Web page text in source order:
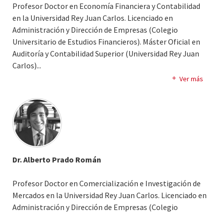
Profesor Doctor en Economía Financiera y Contabilidad
en la Universidad Rey Juan Carlos. Licenciado en
Administración y Dirección de Empresas (Colegio
Universitario de Estudios Financieros). Máster Oficial en
Auditoría y Contabilidad Superior (Universidad Rey Juan
Carlos)...
Especialista en Bienes de Colección (Universidad Rey Juan
Economía de la Empresa (AEDEM). Patrono de la
Fundación Camilo Prado para la Formación e
Investigación en Economía de la Empresa.
Ver más
Dr. Alberto Prado Román
Profesor Doctor en Comercialización e Investigación de
Mercados en la Universidad Rey Juan Carlos. Licenciado en
Administración y Dirección de Empresas (Colegio